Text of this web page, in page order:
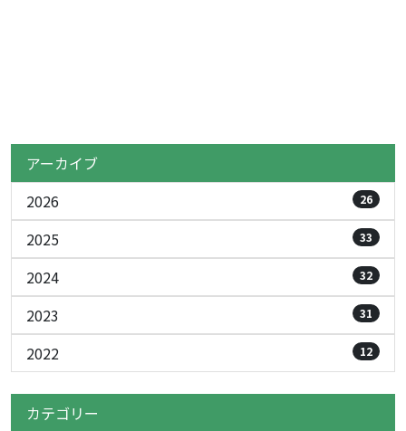
アーカイブ
2026
26
2025 33
2024 32
2023 31
2022 12
カテゴリー